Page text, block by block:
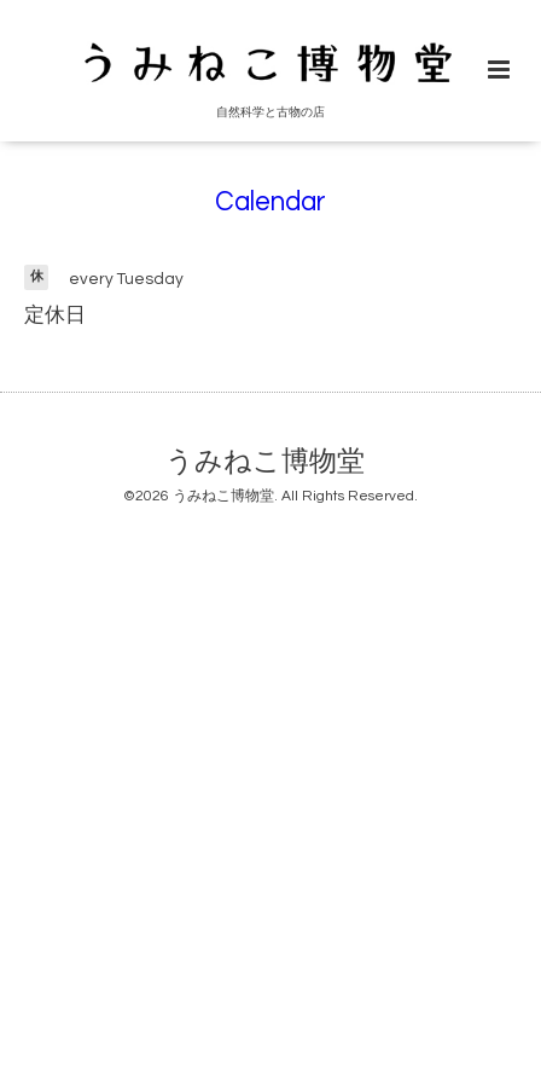
自然科学と古物の店
Calendar
休 every Tuesday
定休日
うみねこ博物堂
©2026 うみねこ博物堂. All Rights Reserved.